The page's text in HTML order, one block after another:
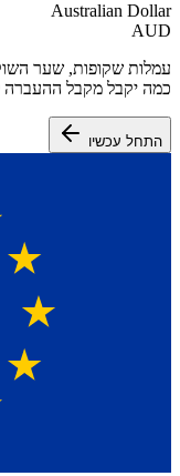
Australian Dollar
AUD
עמלות שקופות, שער
כמה יקבל מקבל ההעברה
התחל עכשיו